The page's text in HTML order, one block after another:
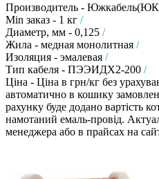
Производитель -
Min заказ - 1 кг /
Диаметр, мм - 0,125 /
Жила - медная монолитная /
Изоляция - эмалевая /
Тип кабеля - ПЭЭИДХ2-200 /
Ціна - Ціна в грн/кг без
автоматично в кошику
рахунку буде додано вартість
намотаний емаль-провід.
менеджера або в прайсах на